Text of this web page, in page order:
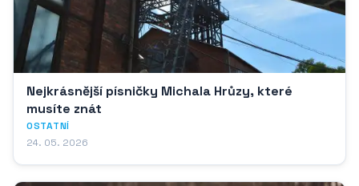
Nejkrásnější písničky Michala Hrůzy, které
musíte znát
OSTATNÍ
24. 05. 2026